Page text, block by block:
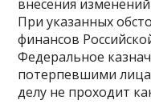
внесения
При указанных
финансов
Федеральное
потерпевшими
делу не проходит